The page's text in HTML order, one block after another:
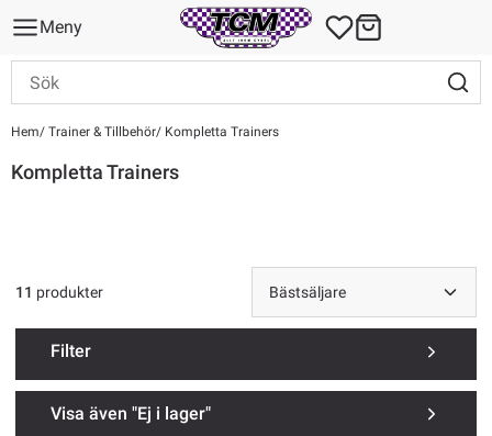
Meny
Hem Trainer & Tillbehör Kompletta Trainers
Kompletta Trainers
Filter
Visa även "Ej i lager"
11 produkter